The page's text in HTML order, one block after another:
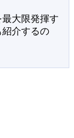
大限発揮す
介するの